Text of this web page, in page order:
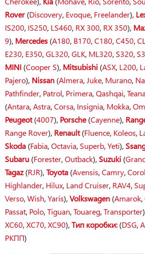
Rover(Discovery, Evoque, Freelander),
IS200, IS250, LS460, RX 300, RX 350),
9), Mercedes (A180, B170,C180,C450,
E230, E350,GL320,GLK, ML320, S320,
MINI (Cooper S), Mitsubishi (ASX, L200,
Pajero), Nissan (Almera, Juke, Murano,
Pathfinder, Patrol, Primera,Qashqai,Teana
(Antara,Astra,Corsa, Insignia, Mokka,
Peugeot(4007), Porsche(Cayenne),
Range Rover), Renault(Fluence, Koleos,
Skoda (Fabia,Octavia, Superb,Yeti),
Subaru (Forester,Outback), Suzuki (
Tagaz(RJR),Toyota (Avensis,Camry,
Highlander, Hilux, Land Cruiser, RAV4,
Verso,Wish,Yaris),Volkswagen (Amarok,
Passat, Polo,Tiguan,Touareg,Transporter
XC60,XC70,XC90),Тип коробки:(DSG,
РКПП)